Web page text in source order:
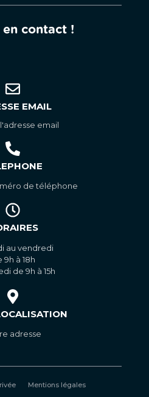
en contact !
EMAIL
email
de téléphone
au vendredi
9h à 18h
de 9h à 15h
adresse
Mentions légales